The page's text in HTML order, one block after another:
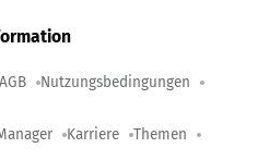
AGB Nutzungsbedingungen
Karriere Themen